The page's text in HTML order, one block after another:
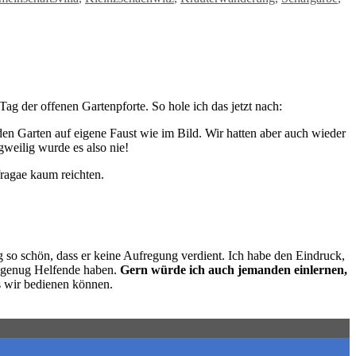
der offenen Gartenpforte. So hole ich das jetzt nach:
Garten auf eigene Faust wie im Bild. Wir hatten aber auch wieder
wurde es also nie!
kaum reichten.
schön, dass er keine Aufregung verdient. Ich habe den Eindruck,
Helfende haben. Gern würde ich auch jemanden einlernen,
wir bedienen können.